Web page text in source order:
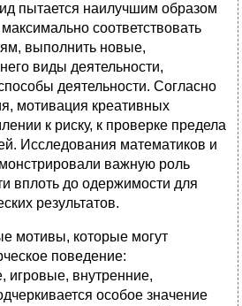
пытается наилучшим образом
соответствовать
выполнить новые,
виды деятельности,
деятельности. Согласно
мотивация креативных
к риску, к проверке предела
Исследования математиков и
важную роль
вплоть до одержимости для
результатов.
мотивы, которые могут
поведение:
игровые, внутренние,
особое значение